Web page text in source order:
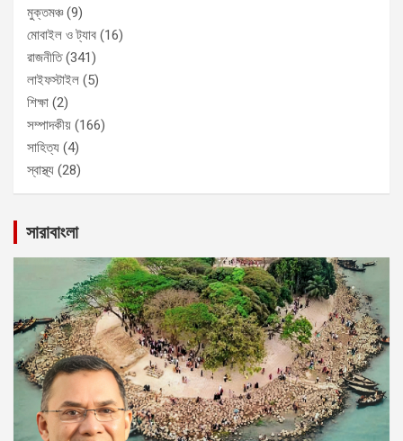
মুক্তমঞ্চ(9)
মোবাইল ও ট্যাব (16)
রাজনীতি(341)
লাইফস্টাইল (5)
শিক্ষা (2)
সম্পাদকীয় (166)
সাহিত্য (4)
স্বাস্থ্য (28)
সারাবাংলা